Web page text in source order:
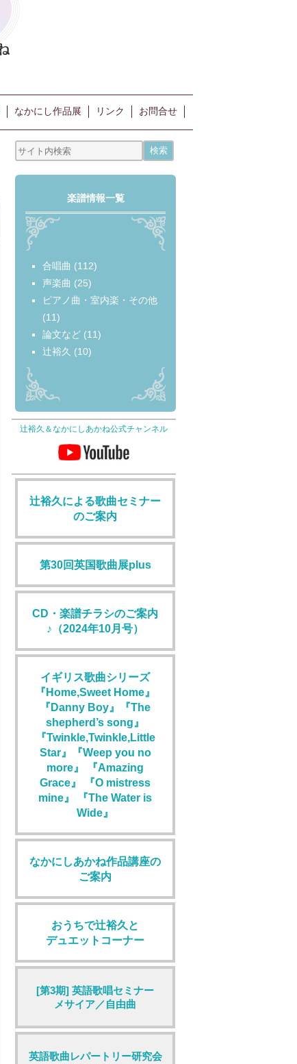
なかにし作品展 リンク お問合せ
楽譜情報一覧
合唱曲 (112)
声楽曲 (25)
ピアノ曲・室内楽・その他
(11)
論文など (11)
辻裕久 (10)
辻裕久＆なかにしあかね公式チャンネル
辻裕久による歌曲セミナー
のご案内
第30回英国歌曲展plus
CD・楽譜チラシのご案内
♪（2024年10月号）
イギリス歌曲シリーズ
『Home,Sweet Home』
『Danny Boy』『The
shepherd’s song』
『Twinkle,Twinkle,Little
Star』『Weep you no
more』 『Amazing
Grace』 『O mistress
mine』 『The Water is
Wide』
なかにしあかね作品講座の
ご案内
おうちで辻裕久と
デュエットコーナー
[第3期] 英語歌唱セミナー
メサイア／自由曲
英語歌曲レパートリー研究会